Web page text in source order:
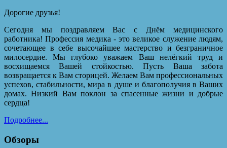
Дорогие друзья!
Сегодня мы поздравляем Вас с Днём медицинского
работника! Профессия медика - это великое служение людям,
сочетающее в себе высочайшее мастерство и безграничное
милосердие. Мы глубоко уважаем Ваш нелёгкий труд и
восхищаемся Вашей стойкостью. Пусть Ваша забота
возвращается к Вам сторицей. Желаем Вам профессиональных
успехов, стабильности, мира в душе и благополучия в Ваших
домах. Низкий Вам поклон за спасенные жизни и добрые
сердца!
Подробнее...
Обзоры